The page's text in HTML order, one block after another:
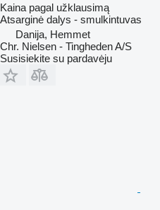
Kaina pagal užklausimą
Atsarginė dalys - smulkintuvas
Danija, Hemmet
Chr. Nielsen - Tingheden A/S
Susisiekite su pardavėju